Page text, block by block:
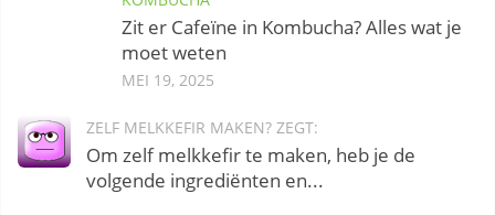
Zit er Cafeïne in Kombucha? Alles wat je
moet weten
MEI 19, 2025
ZELF MELKKEFIR MAKEN? ZEGT:
Om zelf melkkefir te maken, heb je de
volgende ingrediënten en...